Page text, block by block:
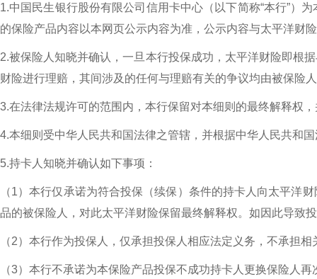
1.中国民生银行股份有限公司信用卡中心（以下简称“本行”）
的保险产品内容以本网页公示内容为准，公示内容与太平洋财
2.被保险人知晓并确认，一旦本行投保成功，太平洋财险即根
财险进行理赔，其间涉及的任何与理赔有关的争议均由被保险
3.在法律法规许可的范围内，本行保留对本细则的最终解释权
4.本细则受中华人民共和国法律之管辖，并根据中华人民共和
5.持卡人知晓并确认如下事项：
（1）本行仅承诺为符合投保（续保）条件的持卡人向太平洋
品的被保险人，对此太平洋财险保留最终解释权。如因此导致
（2）本行作为投保人，仅承担投保人相应法定义务，不承担
（3）本行不承诺为本保险产品投保不成功持卡人更换保险人再